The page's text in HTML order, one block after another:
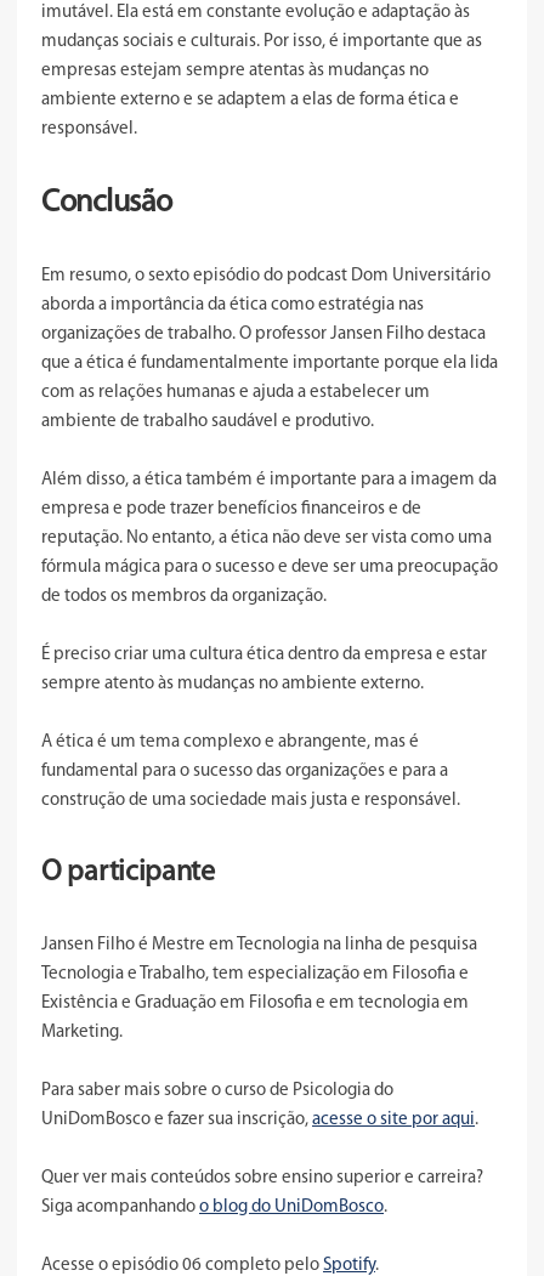
imutável. Ela está em constante evolução e adaptação às
mudanças sociais e culturais. Por isso, é importante que as
empresas estejam sempre atentas às mudanças no
ambiente externo e se adaptem a elas de forma ética e
responsável.
Conclusão
Em resumo, o sexto episódio do podcast Dom Universitário
aborda a importância da ética como estratégia nas
organizações de trabalho. O professor Jansen Filho destaca
que a ética é fundamentalmente importante porque ela lida
com as relações humanas e ajuda a estabelecer um
ambiente de trabalho saudável e produtivo.
Além disso, a ética também é importante para a imagem da
empresa e pode trazer benefícios financeiros e de
reputação. No entanto, a ética não deve ser vista como uma
fórmula mágica para o sucesso e deve ser uma preocupação
de todos os membros da organização.
É preciso criar uma cultura ética dentro da empresa e estar
sempre atento às mudanças no ambiente externo.
A ética é um tema complexo e abrangente, mas é
fundamental para o sucesso das organizações e para a
construção de uma sociedade mais justa e responsável.
O participante
Jansen Filho é Mestre em Tecnologia na linha de pesquisa
Tecnologia e Trabalho, tem especialização em Filosofia e
Existência e Graduação em Filosofia e em tecnologia em
Marketing.
Para saber mais sobre o curso de Psicologia do
UniDomBosco e fazer sua inscrição, acesse o site por aqui.
Quer ver mais conteúdos sobre ensino superior e carreira?
Siga acompanhando o blog do UniDomBosco.
Acesse o episódio 06 completo pelo Spotify.